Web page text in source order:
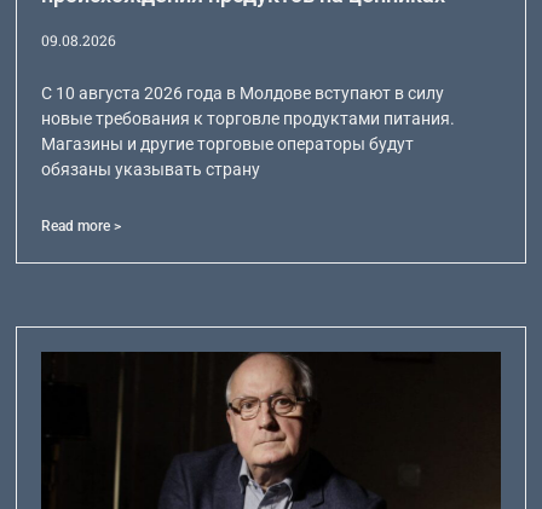
09.08.2026
С 10 августа 2026 года в Молдове вступают в силу
новые требования к торговле продуктами питания.
Магазины и другие торговые операторы будут
обязаны указывать страну
Read more >